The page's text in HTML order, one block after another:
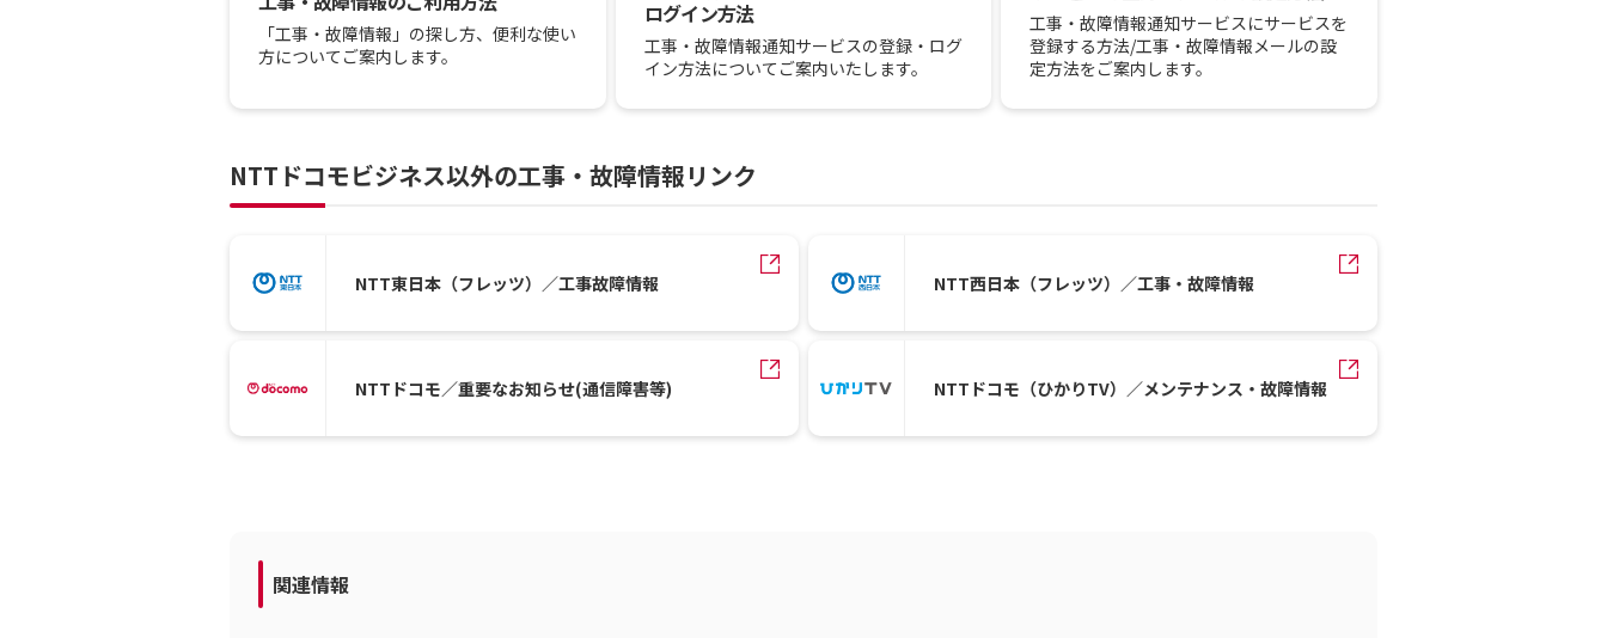
「工事・故障情報」の探し方、便利な使い
方についてご案内します。
ログイン方法
工事・故障情報通知サービスの登録・ログ
イン方法についてご案内いたします。
工事・故障情報通知サービスにサービスを
登録する方法/工事・故障情報メールの設
定方法をご案内します。
NTTドコモビジネス以外の工事・故障情報リンク
NTT東日本（フレッツ）／工事故障情報 NTT西日本（フレッツ）／工事・故障情報
NTTドコモ／重要なお知らせ(通信障害等) NTTドコモ（ひかりTV）／メンテナンス・故障情報
関連情報